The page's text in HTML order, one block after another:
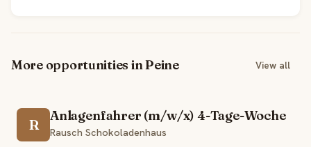
More opportunities in Peine View all
R
Anlagenfahrer (m/w/x) 4-Tage-Woche
Rausch Schokoladenhaus